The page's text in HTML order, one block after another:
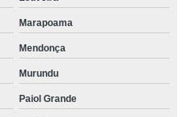
Marapoama
Mendonça
Murundu
Paiol Grande